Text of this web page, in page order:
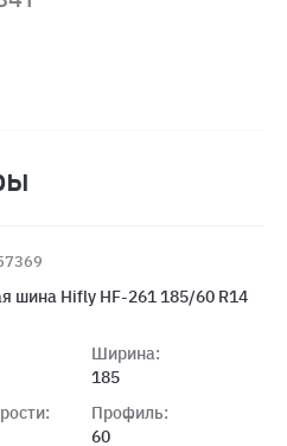
шина Hifly HF-261 185/60 R14
Ширина:
185
Профиль:
60